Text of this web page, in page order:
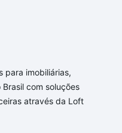
para imobiliárias,
com soluções
através da Loft